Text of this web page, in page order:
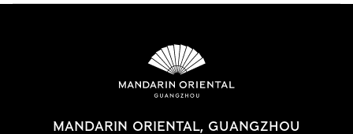
most comfortable stay, you are encouraged to contact the
terms and conditions of their reservation when booking.
Some rates may require advance payments and have different
cancellation requirements. For further information, please
MANDARIN ORIENTAL, GUANGZHOU